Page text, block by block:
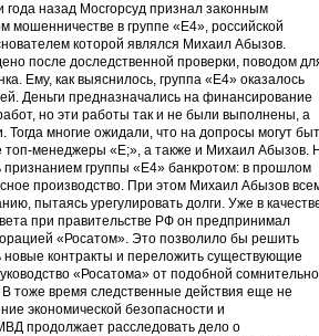
года назад Мосгорсуд признал законным
мошенничестве в группе «Е4», российской
которой являлся Михаил Абызов.
после доследственной проверки, поводом
Ему, как выяснилось, группа «Е4» оказалось
Деньги предназначались на финансирование
но эти работы так и не были выполнены, а
Тогда многие ожидали, что на допросы могут
менеджеры «Е;», а также и Михаил Абызов.
признанием группы «Е4» банкротом: в прошлом
производство. При этом Михаил Абызов
пытаясь урегулировать долги. Уже в
при правительстве РФ он предпринимал
«Росатом». Это позволило бы решить
контракты и переложить существующие
«Росатома» от подобной
тоже время следственные действия еще не
экономической безопасности и
продолжает расследовать дело о